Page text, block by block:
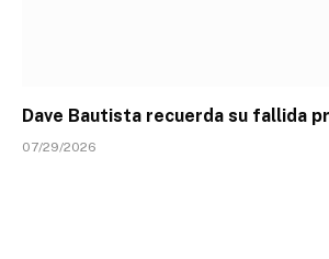
Dave Bautista recuerda su fallida
07/29/2026